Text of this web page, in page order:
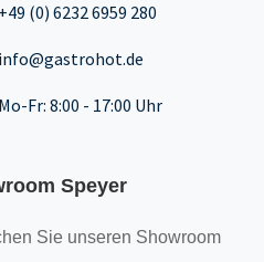
+49 (0) 6232 6959 280
info@gastrohot.de
Mo-Fr: 8:00 - 17:00 Uhr
Speyer
Sie unseren Showroom